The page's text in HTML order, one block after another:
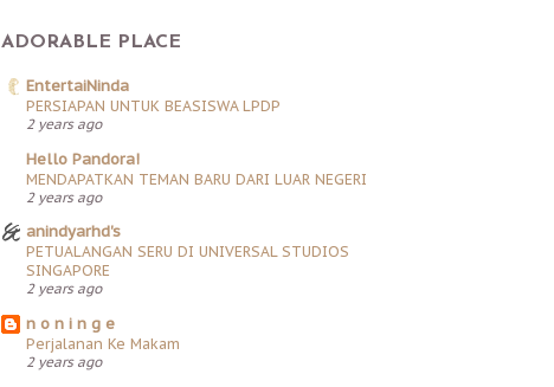
ADORABLE PLACE
EntertaiNinda
PERSIAPAN UNTUK BEASISWA LPDP
2 years ago
Hello Pandora!
MENDAPATKAN TEMAN BARU DARI LUAR NEGERI
2 years ago
anindyarhd's
PETUALANGAN SERU DI UNIVERSAL STUDIOS
SINGAPORE
2 years ago
n o n i n g e
Perjalanan Ke Makam
2 years ago